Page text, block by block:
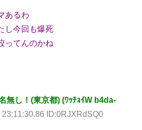
あるわ
し今回も爆死
ってんのかね
無し！(東京都) (ﾜｯﾁｮｲW b4da-
23:11:30.86 ID:0RJXRdSQ0